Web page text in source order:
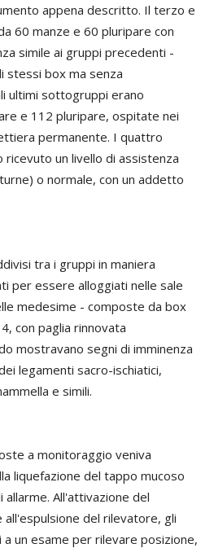
appena descritto. Il terzo e
60 manze e 60 pluripare con
simile ai gruppi precedenti -
stessi box ma senza
ultimi sottogruppi erano
e 112 pluripare, ospitate nei
permanente. I quattro
ricevuto un livello di assistenza
o normale, con un addetto
tra i gruppi in maniera
per essere alloggiati nelle sale
medesime - composte da box
con paglia rinnovata
mostravano segni di imminenza
legamenti sacro-ischiatici,
e simili.
a monitoraggio veniva
liquefazione del tappo mucoso
All'attivazione del
del rilevatore, gli
un esame per rilevare posizione,